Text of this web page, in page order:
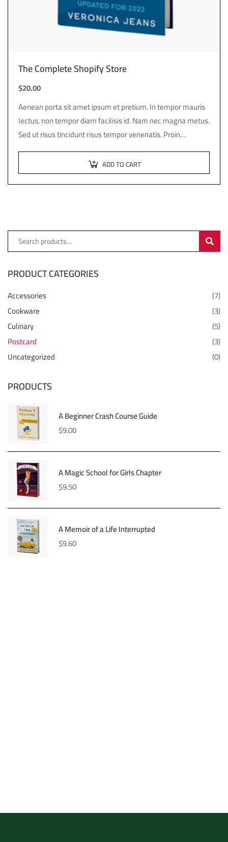
The Complete Shopify Store
$20.00
Aenean porta sit amet ipsum et pretium. In tempor mauris
lectus, non tempor diam facilisis id. Nam nec magna metus.
Sed ut risus tincidunt risus tempor venenatis. Proin
imperdiet…
ADD TO CART
PRODUCT CATEGORIES
Accessories
(7)
Cookware
(3)
Culinary
(5)
Postcard
(3)
Uncategorized
(0)
PRODUCTS
A Beginner Crash Course Guide
$9.00
A Magic School for Girls Chapter
$9.50
A Memoir of a Life Interrupted
$9.60